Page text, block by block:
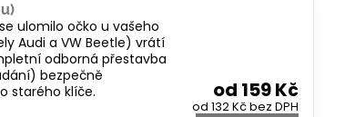
ulomilo očko u vašeho
Audi a VW Beetle) vrátí
odborná přestavba
bezpečně
starého klíče.
od 159 Kč
od 132 Kčbez DPH